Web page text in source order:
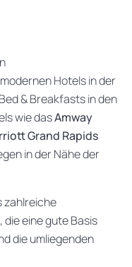
Hotels in der
& Breakfasts in den
wie dasAmway
Grand Rapids
in der Nähe der
zahlreiche
die eine gute Basis
die umliegenden